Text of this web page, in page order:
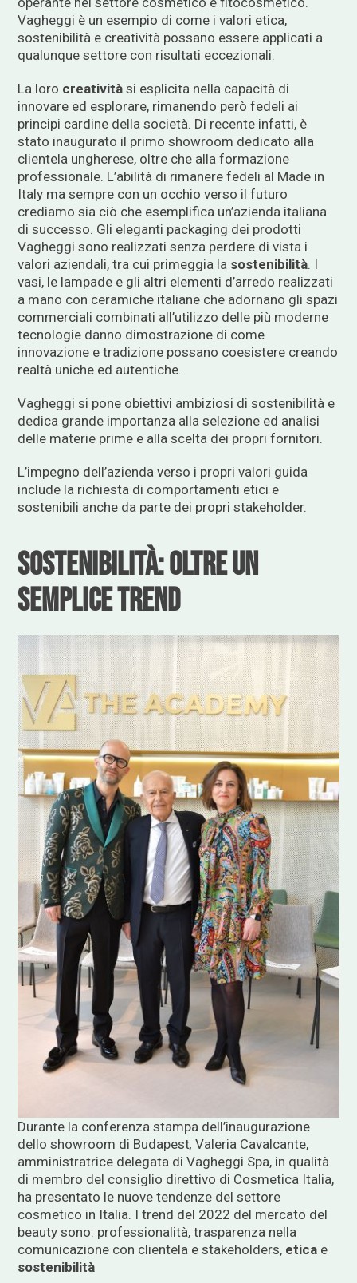
Vagheggi è un esempio di come i valori etica,
sostenibilità e creatività possano essere applicati a
qualunque settore con risultati eccezionali.
La loro creativitàsi esplicita nella capacità di
innovare ed esplorare, rimanendo però fedeli ai
principi cardine della società. Di recente infatti, è
stato inaugurato il primo showroom dedicato alla
clientela ungherese, oltre che alla formazione
professionale. L’abilità di rimanere fedeli al Made in
Italy ma sempre con un occhio verso il futuro
crediamo sia ciò che esemplifica un’azienda italiana
di successo. Gli eleganti packaging dei prodotti
Vagheggi sono realizzati senza perdere di vista i
valori aziendali, tra cui primeggia la sostenibilità. I
vasi, le lampade e gli altri elementi d’arredo realizzati
a mano con ceramiche italiane che adornano gli spazi
commerciali combinati all’utilizzo delle più moderne
tecnologie danno dimostrazione di come
innovazione e tradizione possano coesistere creando
realtà uniche ed autentiche.
Vagheggi si pone obiettivi ambiziosi di sostenibilità e
dedica grande importanza alla selezione ed analisi
delle materie prime e alla scelta dei propri fornitori.
L’impegno dell’azienda verso i propri valori guida
include la richiesta di comportamenti etici e
sostenibili anche da parte dei propri stakeholder.
Sostenibilità: oltre un
semplice trend
Durante la conferenza stampa dell’inaugurazione
dello showroom di Budapest, Valeria Cavalcante,
amministratrice delegata di Vagheggi Spa, in qualità
di membro del consiglio direttivo di Cosmetica Italia,
ha presentato le nuove tendenze del settore
cosmetico in Italia. I trend del 2022 del mercato del
beauty sono: professionalità, trasparenza nella
comunicazione con clientela e stakeholders, etica e
sostenibilità